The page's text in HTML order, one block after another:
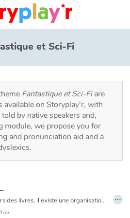
et Sci-Fi
Fantastique et Sci-Fiare
available on Storyplay'r, with
by native speakers and,
module, we propose you for
and pronunciation aid and a
Dans l’univers des livres, il existe une organisation secrète qui veille à ce que les histoires se déroulent comme elles ont été écrites. Elle a pour nom l’IRREEL : l’Institution de Régulation Romanesque des Êtres et Énergies des Livres. …